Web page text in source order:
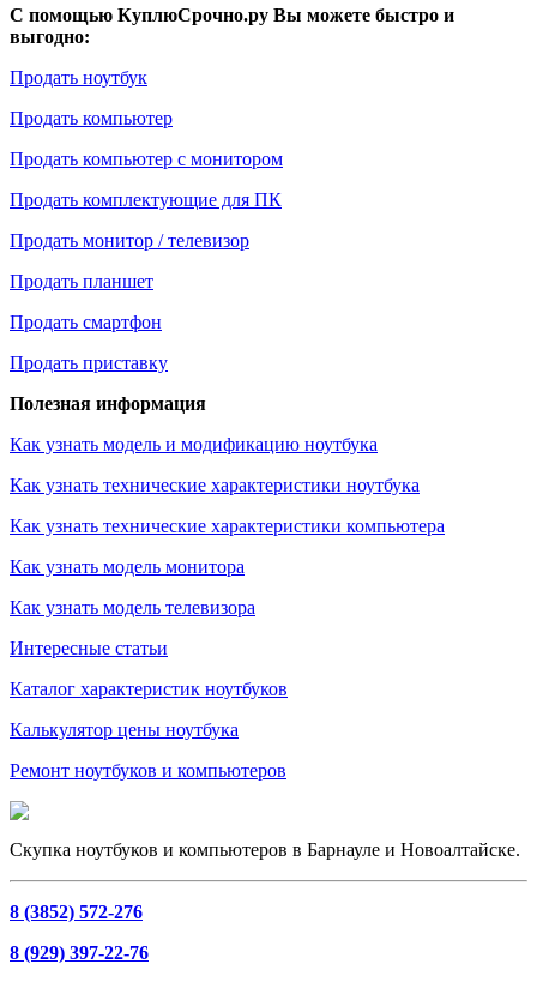
С помощью КуплюСрочно.ру Вы можете быстро и
выгодно:
Продать ноутбук
Продать компьютер
Продать компьютер с монитором
Продать комплектующие для ПК
Продать монитор / телевизор
Продать планшет
Продать смартфон
Продать приставку
Полезная информация
Как узнать модель и модификацию ноутбука
Как узнать технические характеристики ноутбука
Как узнать технические характеристики компьютера
Как узнать модель монитора
Как узнать модель телевизора
Интересные статьи
Каталог характеристик ноутбуков
Калькулятор цены ноутбука
Ремонт ноутбуков и компьютеров
Скупка ноутбуков и компьютеров в Барнауле и Новоалтайске.
8 (3852) 572-276
8 (929) 397-22-76